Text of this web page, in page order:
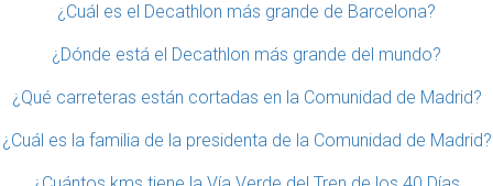
¿Cuál es el Decathlon más grande de Barcelona?
¿Dónde está el Decathlon más grande del mundo?
¿Qué carreteras están cortadas en la Comunidad de Madrid?
¿Cuál es la familia de la presidenta de la Comunidad de Madrid?